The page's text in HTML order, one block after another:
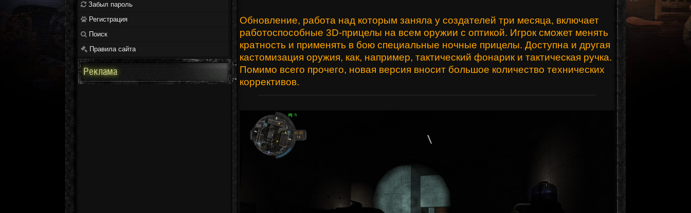
Обновление, работа над которым заняла у создателей три месяца, включает
работоспособные 3D-прицелы на всем оружии с оптикой. Игрок сможет менять
кратность и применять в бою специальные ночные прицелы. Доступна и другая
кастомизация оружия, как, например, тактический фонарик и тактическая ручка.
Помимо всего прочего, новая версия вносит большое количество технических
коррективов.
Забыл пароль
Регистрация
Поиск
Правила сайта
Реклама